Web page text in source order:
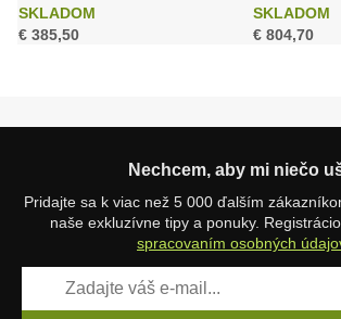
€ 385,50
SKLADOM
€ 804,70
SKLADOM
Nechcem, aby mi niečo
Pridajte sa k viac než 5 000 ďalším
naše exkluzívne tipy a ponuky.
spracovaním osobných